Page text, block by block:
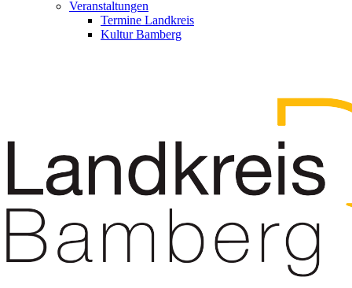
Veranstaltungen
Termine Landkreis
Kultur Bamberg